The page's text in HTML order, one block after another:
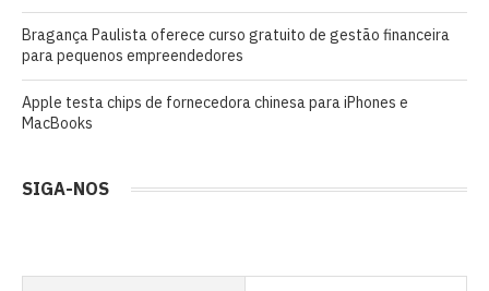
Bragança Paulista oferece curso gratuito de gestão financeira
para pequenos empreendedores
Apple testa chips de fornecedora chinesa para iPhones e
MacBooks
SIGA-NOS